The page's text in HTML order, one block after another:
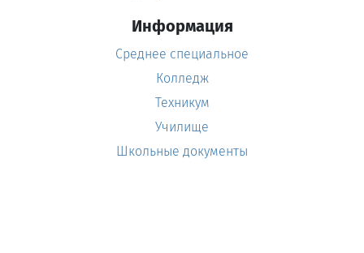
Информация
Среднее специальное
Колледж
Техникум
Училище
Школьные документы